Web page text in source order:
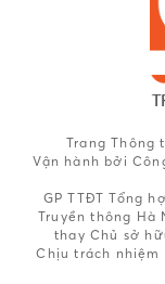
Trang Thông
Vận hành bởi
GP TTĐT Tổng
Truyền thông Hà
thay Chủ sở
Chịu trách nhiệm